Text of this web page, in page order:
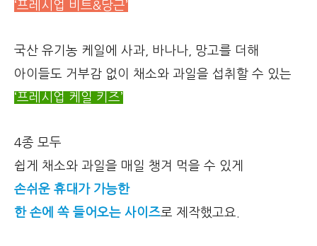
‘프레시업 비트&당근’
국산 유기농 케일에 사과, 바나나, 망고를 더해
아이들도 거부감 없이 채소와 과일을 섭취할 수 있는
‘프레시업 케일 키즈’
4종 모두
쉽게 채소와 과일을 매일 챙겨 먹을 수 있게
손쉬운 휴대가 가능한
한 손에 쏙 들어오는 사이즈로 제작했고요.